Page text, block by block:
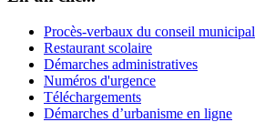
Procès-verbaux du conseil municipal
Restaurant scolaire
Démarches administratives
Numéros d'urgence
Téléchargements
Démarches d’urbanisme en ligne